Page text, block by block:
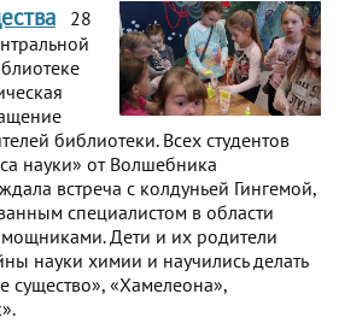
28
библиотеки. Всех студентов
науки» от Волшебника
встреча с колдуньей Гингемой,
специалистом в области
Дети и их родители
науки химии и научились делать
существо», «Хамелеона»,